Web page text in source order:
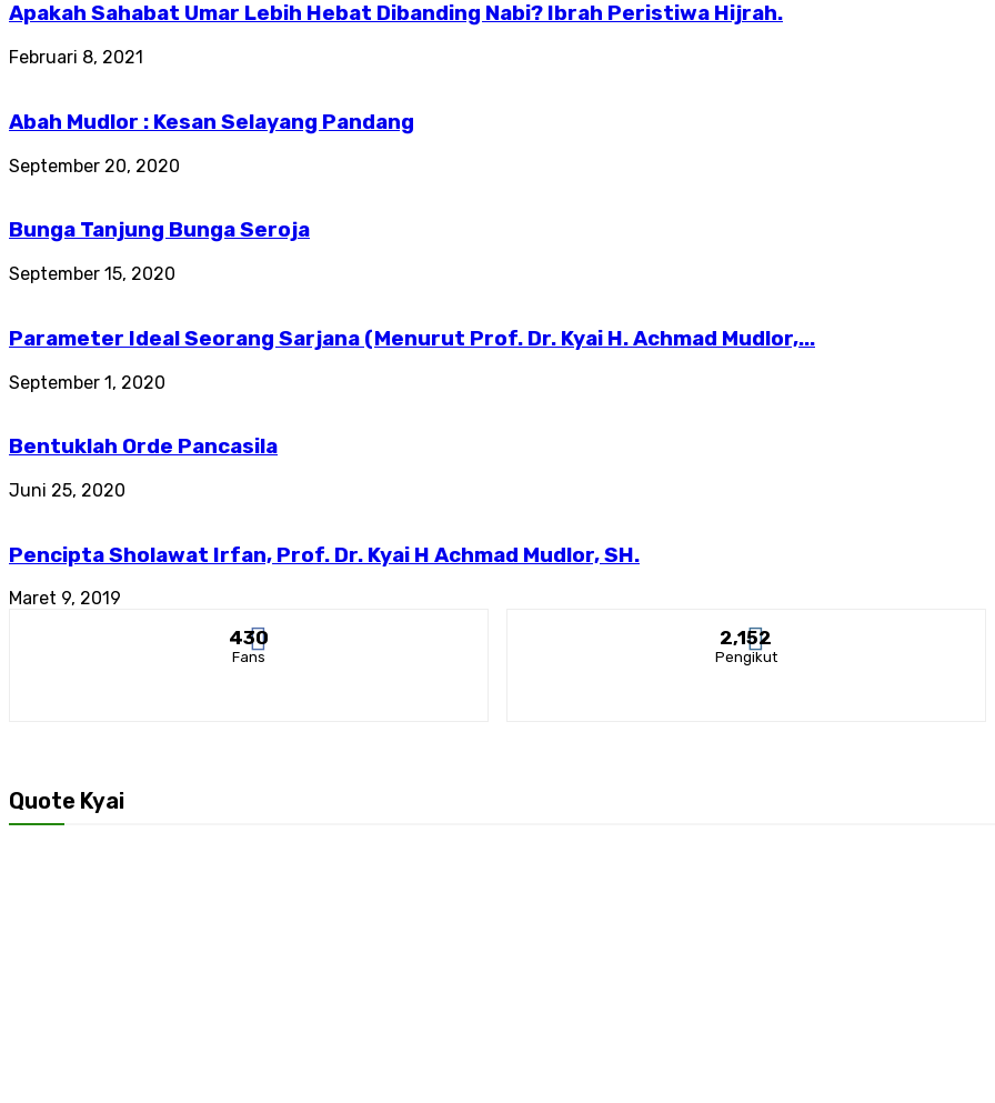
Apakah Sahabat Umar Lebih Hebat Dibanding Nabi? Ibrah Peristiwa Hijrah.
Februari 8, 2021
Abah Mudlor : Kesan Selayang Pandang
September 20, 2020
Bunga Tanjung Bunga Seroja
September 15, 2020
Parameter Ideal Seorang Sarjana (Menurut Prof. Dr. Kyai H. Achmad Mudlor,...
September 1, 2020
Bentuklah Orde Pancasila
Juni 25, 2020
Pencipta Sholawat Irfan, Prof. Dr. Kyai H Achmad Mudlor, SH.
Maret 9, 2019
430
Fans
2,152
Pengikut
Quote Kyai